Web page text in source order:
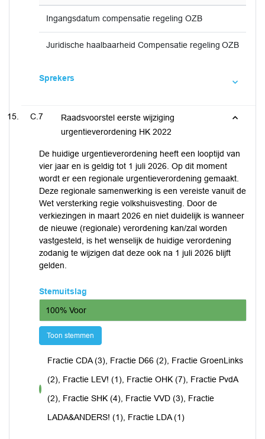
Ingangsdatum compensatie regeling OZB
Juridische haalbaarheid Compensatie regeling OZB
Sprekers
C.7
Raadsvoorstel eerste wijziging
urgentieverordening HK 2022
De huidige urgentieverordening heeft een looptijd van
vier jaar en is geldig tot 1 juli 2026. Op dit moment
wordt er een regionale urgentieverordening gemaakt.
Deze regionale samenwerking is een vereiste vanuit de
Wet versterking regie volkshuisvesting. Door de
verkiezingen in maart 2026 en niet duidelijk is wanneer
de nieuwe (regionale) verordening kan/zal worden
vastgesteld, is het wenselijk de huidige verordening
zodanig te wijzigen dat deze ook na 1 juli 2026 blijft
gelden.
Stemuitslag
100% Voor
Toon stemmen
voor
Fractie CDA (3), Fractie D66 (2), Fractie GroenLinks
(2), Fractie LEV! (1), Fractie OHK (7), Fractie PvdA
(2), Fractie SHK (4), Fractie VVD (3), Fractie
LADA&ANDERS! (1), Fractie LDA (1)